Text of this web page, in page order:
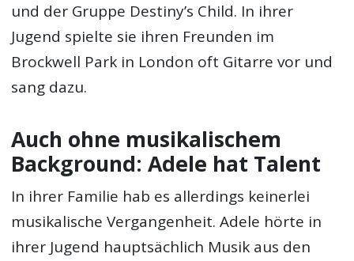
und der Gruppe Destiny’s Child. In ihrer
Jugend spielte sie ihren Freunden im
Brockwell Park in London oft Gitarre vor und
sang dazu.
Auch ohne musikalischem
Background: Adele hat Talent
In ihrer Familie hab es allerdings keinerlei
musikalische Vergangenheit. Adele hörte in
ihrer Jugend hauptsächlich Musik aus den